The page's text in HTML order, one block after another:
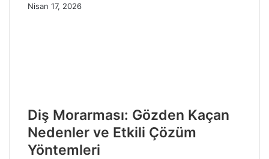
Nisan 17, 2026
Diş Morarması: Gözden Kaçan
Nedenler ve Etkili Çözüm
Yöntemleri